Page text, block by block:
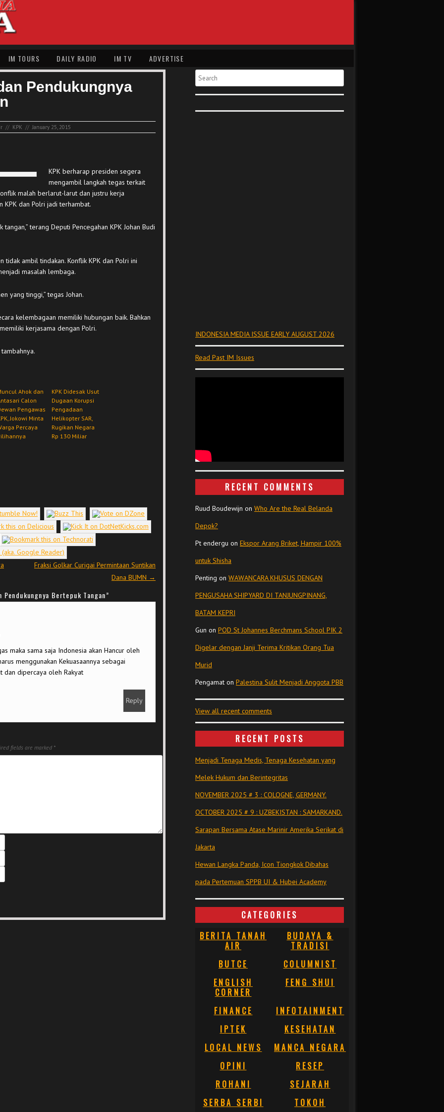
IM TOURS DAILY RADIO IM TV ADVERTISE
Pendukungnya
// KPK // January 25, 2015
KPK berharap presiden segera
mengambil langkah tegas terkait
malah berlarut-larut dan justru kerja
KPK dan Polri jadi terhambat.
terang Deputi Pencegahan KPK Johan Budi
tidak ambil tindakan. Konflik KPK dan Polri ini
masalah lembaga.
yang tinggi,” tegas Johan.
kelembagaan memiliki hubungan baik. Bahkan
kerjasama dengan Polri.
Ahok dan
Calon
Pengawas
Jokowi Minta
Percaya
KPK Didesak Usut
Dugaan Korupsi
Pengadaan
Helikopter SAR,
Rugikan Negara
Rp 130 Miliar
Fraksi Golkar Curigai Permintaan Suntikan
Dana BUMN →
Pendukungnya Bertepuk Tangan”
maka sama saja Indonesia akan Hancur oleh
menggunakan Kekuasaannya sebagai
dan dipercaya oleh Rakyat
Reply
fields are marked *
Search
INDONESIA MEDIA ISSUE EARLY AUGUST 2026
Read Past IM Issues
RECENT COMMENTS
Ruud Boudewijn on Who Are the Real Belanda
Depok?
Pt endergu on Ekspor Arang Briket, Hampir 100%
untuk Shisha
Penting on WAWANCARA KHUSUS DENGAN
PENGUSAHA SHIPYARD DI TANJUNGPINANG,
BATAM KEPRI
Gun on POD St Johannes Berchmans School PIK 2
Digelar dengan Janji Terima Kritikan Orang Tua
Murid
Pengamat on Palestina Sulit Menjadi Anggota PBB
View all recent comments
RECENT POSTS
Menjadi Tenaga Medis, Tenaga Kesehatan yang
Melek Hukum dan Berintegritas
NOVEMBER 2025 # 3 : COLOGNE, GERMANY.
OCTOBER 2025 # 9 : UZBEKISTAN : SAMARKAND.
Sarapan Bersama Atase Marinir Amerika Serikat di
Jakarta
Hewan Langka Panda, Icon Tiongkok Dibahas
pada Pertemuan SPPB UI & Hubei Academy
CATEGORIES
BERITA TANAH
AIR
BUDAYA &
TRADISI
BUTCE
COLUMNIST
ENGLISH
CORNER
FENG SHUI
FINANCE
INFOTAINMENT
IPTEK
KESEHATAN
LOCAL NEWS
MANCA NEGARA
OPINI
RESEP
ROHANI
SEJARAH
SERBA SERBI
TOKOH